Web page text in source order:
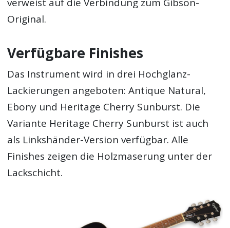
verweist auf die Verbindung zum Gibson-
Original.
Verfügbare Finishes
Das Instrument wird in drei Hochglanz-
Lackierungen angeboten: Antique Natural,
Ebony und Heritage Cherry Sunburst. Die
Variante Heritage Cherry Sunburst ist auch
als Linkshänder-Version verfügbar. Alle
Finishes zeigen die Holzmaserung unter der
Lackschicht.